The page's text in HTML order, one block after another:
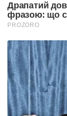
Драпатий
фразою: що
PROZORO